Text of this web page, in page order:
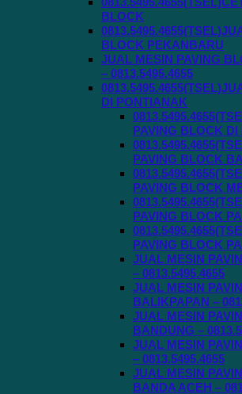
BLOCK
BLOCK PEKANBARU
JUAL MESIN PAVING
– 0813.5495.4655
DI PONTIANAK
PAVING BLOCK
PAVING BLOCK
PAVING BLOCK
PAVING BLOCK
PAVING BLOCK
JUAL MESIN
– 0813.5495.4655
JUAL MESIN
BALIKPAPAN –
JUAL MESIN
BANDUNG –
JUAL MESIN
– 0813.5495.4655
JUAL MESIN
BANDA ACEH –